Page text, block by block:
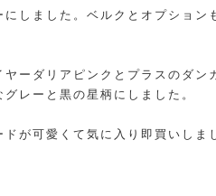
しました。ベルクとオプション
ーダリアピンクとプラスのダン
レーと黒の星柄にしました。
が可愛くて気に入り即買いしま